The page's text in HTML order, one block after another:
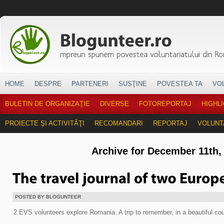
HOME DESPRE PARTENERI SUSŢINE POVESTEA TA
BULETIN DE ORGANIZAŢIE DIVERSE FOTOREPORTAJ
PROIECTE ŞI ACTIVITĂŢI RECOMANDARI REPORTAJ
Archive for December 11th,
POSTED BY BLOGUNTEER
2 EVS volunteers explore Romania. A trip to remember, in a beautiful